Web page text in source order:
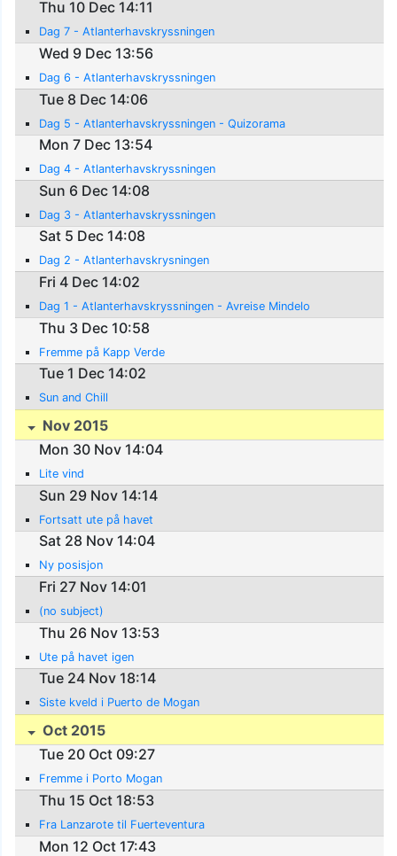
Thu 10 Dec 14:11
Dag 7 - Atlanterhavskryssningen
Wed 9 Dec 13:56
Dag 6 - Atlanterhavskryssningen
Tue 8 Dec 14:06
Dag 5 - Atlanterhavskryssningen - Quizorama
Mon 7 Dec 13:54
Dag 4 - Atlanterhavskryssningen
Sun 6 Dec 14:08
Dag 3 - Atlanterhavskryssningen
Sat 5 Dec 14:08
Dag 2 - Atlanterhavskrysningen
Fri 4 Dec 14:02
Dag 1 - Atlanterhavskryssningen - Avreise Mindelo
Thu 3 Dec 10:58
Fremme på Kapp Verde
Tue 1 Dec 14:02
Sun and Chill
Nov 2015
Mon 30 Nov 14:04
Lite vind
Sun 29 Nov 14:14
Fortsatt ute på havet
Sat 28 Nov 14:04
Ny posisjon
Fri 27 Nov 14:01
(no subject)
Thu 26 Nov 13:53
Ute på havet igen
Tue 24 Nov 18:14
Siste kveld i Puerto de Mogan
Oct 2015
Tue 20 Oct 09:27
Fremme i Porto Mogan
Thu 15 Oct 18:53
Fra Lanzarote til Fuerteventura
Mon 12 Oct 17:43